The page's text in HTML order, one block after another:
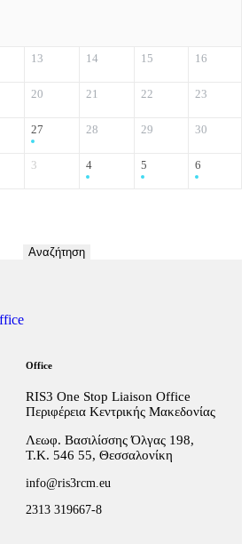
13 14 15 16
20 21 22 23
27 28 29 30
3 4 5 6
Office
RIS3 One Stop Liaison Office
Περιφέρεια Κεντρικής Μακεδονίας
Λεωφ. Βασιλίσσης Όλγας 198,
Τ.Κ. 546 55, Θεσσαλονίκη
info@ris3rcm.eu
2313 319667-8